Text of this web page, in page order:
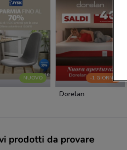
NUOVO -1 GIORNO
Dorelan
prodotti da provare